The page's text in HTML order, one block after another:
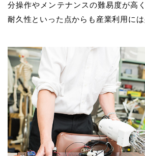
分操作やメンテナンスの難易度が高
耐久性といった点からも産業利用には